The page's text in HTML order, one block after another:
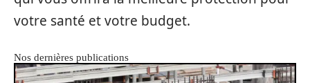
votre santé et votre budget.
Nos dernières publications